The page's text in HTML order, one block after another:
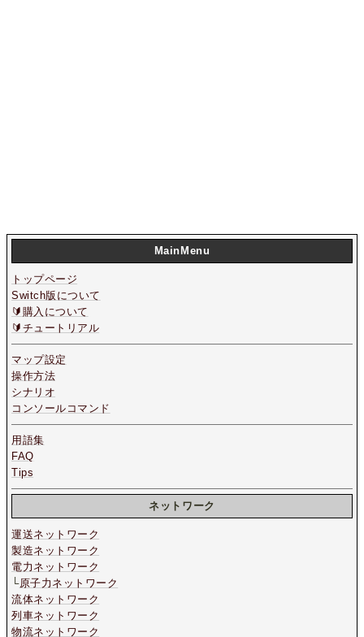
MainMenu
トップページ
Switch版について
🔰購入について
🔰チュートリアル
マップ設定
操作方法
シナリオ
コンソールコマンド
用語集
FAQ
Tips
ネットワーク
運送ネットワーク
製造ネットワーク
電力ネットワーク
└原子力ネットワーク
流体ネットワーク
列車ネットワーク
物流ネットワーク